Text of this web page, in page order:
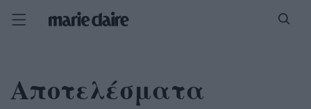
Αποτελέσματα